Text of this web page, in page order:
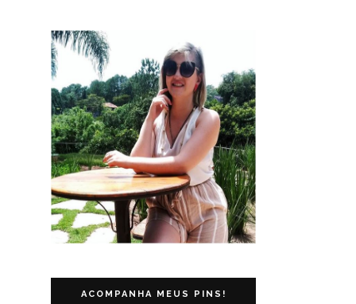
ACOMPANHA MEUS PINS!